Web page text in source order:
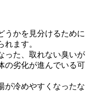
うかを見分けるために
ます。
った、取れない臭いが
の劣化が進んでいる可
が冷めやすくなったな